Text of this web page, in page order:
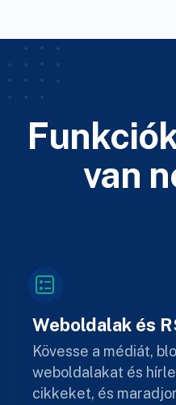
van
Weboldalak és
Kövesse a médiát,
weboldalakat és
cikkeket, és